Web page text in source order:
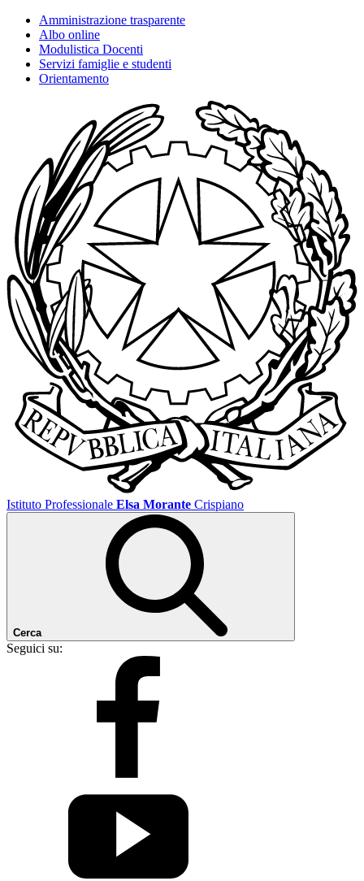
Amministrazione trasparente
Albo online
Modulistica Docenti
Servizi famiglie e studenti
Orientamento
Istituto Professionale Elsa Morante Crispiano
Cerca
Seguici su: